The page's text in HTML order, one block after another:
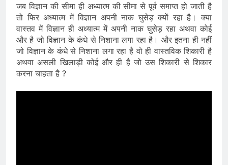
जब विज्ञान की सीमा ही अध्यात्म की सीमा से पूर्व समाप्त हो जाती है
तो फिर अध्यात्म में विज्ञान अपनी नाक घुसेड़ क्यों रहा है। क्या
वास्तव में विज्ञान ही अध्यात्म में अपनी नाक घुसेड़ रहा अथवा कोई
और है जो विज्ञान के कंधे से निशाना लगा रहा है। और इतना ही नहीं
जो विज्ञान के कंधे से निशाना लगा रहा है वो ही वास्तविक शिकारी है
अथवा असली खिलाड़ी कोई और ही है जो उस शिकारी से शिकार
करना चाहता है ?